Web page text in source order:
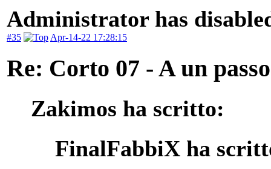
Administrator has
#35 Apr-14-22 17:28:15
Re: Corto 07 - A un
Zakimos ha scritto:
FinalFabbiX ha